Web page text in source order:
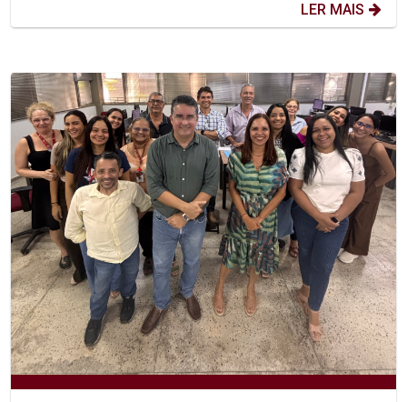
LER MAIS